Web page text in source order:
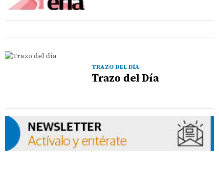
TRAZO DEL DÍA
Trazo del Día